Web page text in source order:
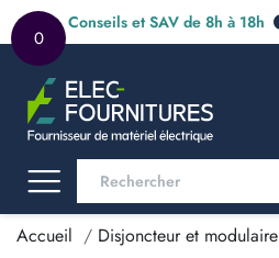
0
Conseils et SAV de 8h à 18h
Accueil Disjoncteur et modulaire